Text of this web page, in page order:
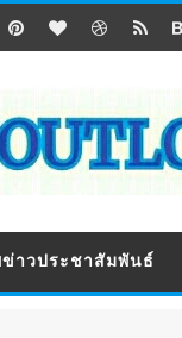
าวประชาสัมพันธ์